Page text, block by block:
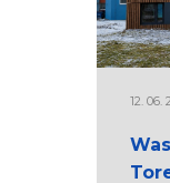
12. 06.